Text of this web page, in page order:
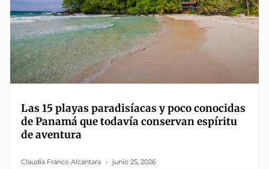
Las 15 playas paradisíacas y poco conocidas
de Panamá que todavía conservan espíritu
de aventura
Claudia Franco Alcántara junio 25, 2026